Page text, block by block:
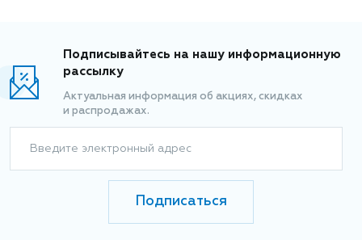
Подписывайтесь на нашу информационную
рассылку
Актуальная информация об акциях, скидках
и распродажах.
Введите электронный адрес
Подписаться